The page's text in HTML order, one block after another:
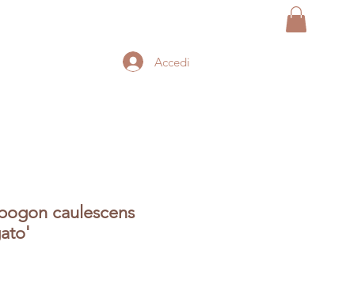
Accedi
caulescens